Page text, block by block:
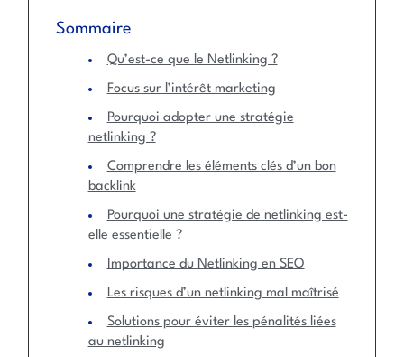
Sommaire
Qu’est-ce que le Netlinking ?
Focus sur l’intérêt marketing
Pourquoi adopter une stratégie
netlinking ?
Comprendre les éléments clés d’un bon
backlink
Pourquoi une stratégie de netlinking est-
elle essentielle ?
Importance du Netlinking en SEO
Les risques d’un netlinking mal maîtrisé
Solutions pour éviter les pénalités liées
au netlinking